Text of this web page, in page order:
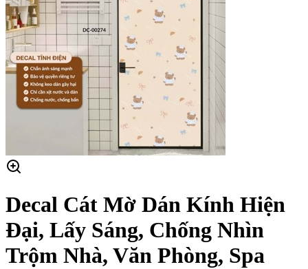
Decal Cát Mờ Dán Kính Hiện
Đại, Lấy Sáng, Chống Nhìn
Trộm Nhà, Văn Phòng, Spa